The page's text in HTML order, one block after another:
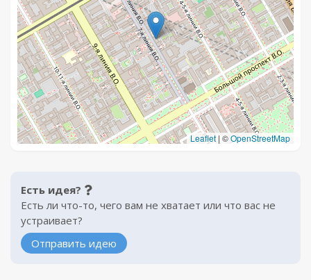
Leaflet | ©OpenStreetMap
Есть идея?
Есть ли что-то, чего вам не хватает или что вас не
устраивает?
Отправить идею